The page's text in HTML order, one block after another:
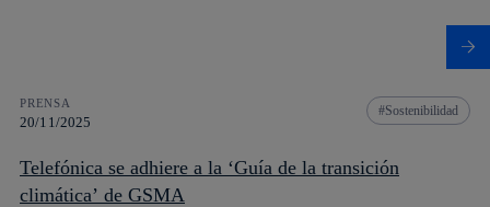
PRENSA
20/11/2025
Sostenibilidad
Telefónica se adhiere a la ‘Guía de la transición
climática’ de GSMA